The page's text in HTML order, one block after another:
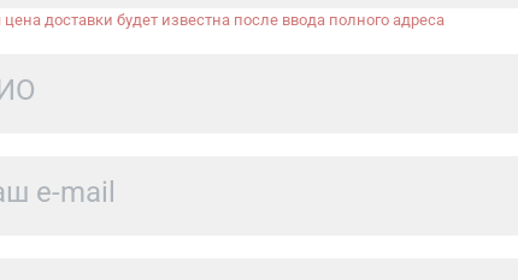
цена доставки будет известна после ввода полного адреса